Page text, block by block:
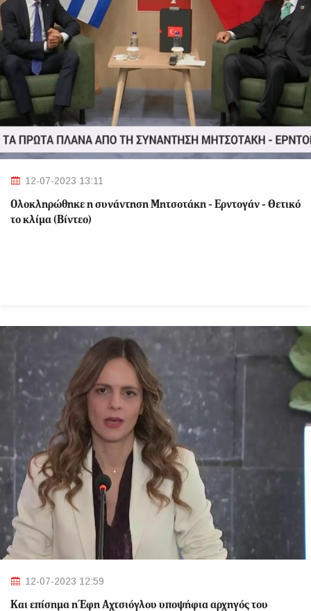
12-07-2023 13:11
Ολοκληρώθηκε η συνάντηση Μητσοτάκη - Ερντογάν - Θετικό
το κλίμα (Βίντεο)
12-07-2023 12:59
Και επίσημα η Έφη Αχτσιόγλου υποψήφια αρχηγός του